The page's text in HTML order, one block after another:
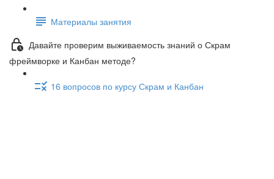
Материалы занятия
Давайте проверим выживаемость знаний о Скрам
фреймворке и Канбан методе?
16 вопросов по курсу Скрам и Канбан